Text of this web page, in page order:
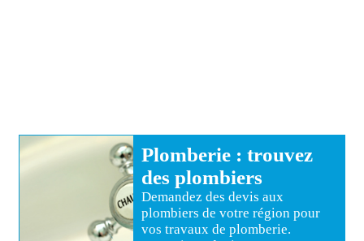
Plomberie : trouvez
des plombiers
Demandez des devis aux
plombiers de votre région pour
vos travaux de plomberie.